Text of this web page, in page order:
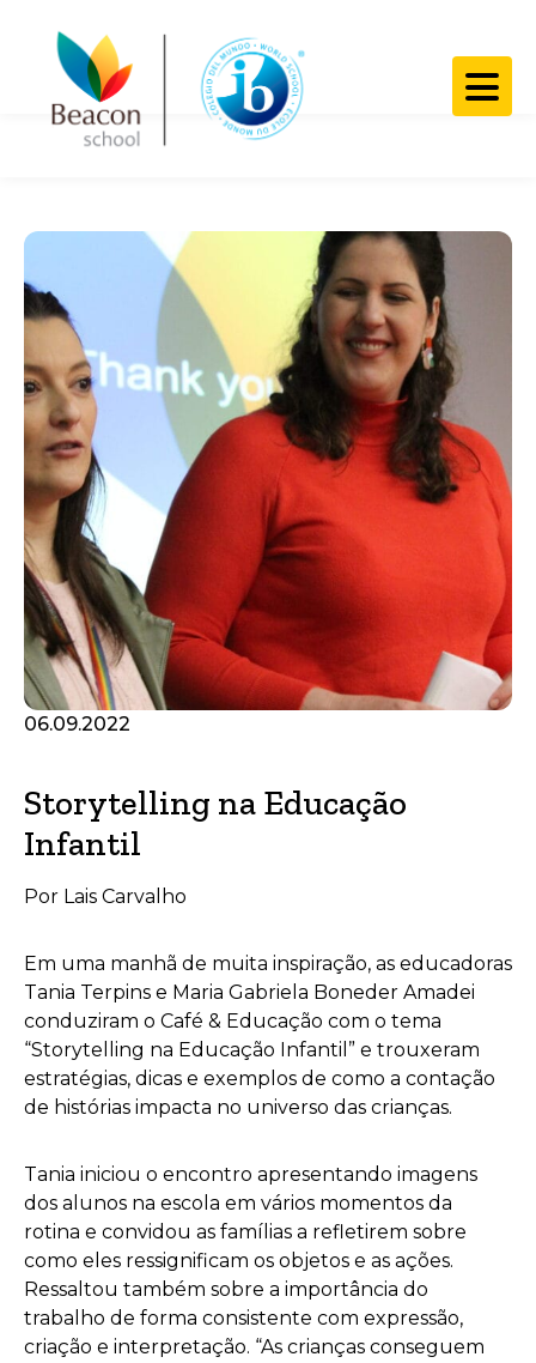
06.09.2022
Storytelling na Educação
Infantil
Por Lais Carvalho
Em uma manhã de muita inspiração, as educadoras
Tania Terpins e Maria Gabriela Boneder Amadei
conduziram o Café & Educação com o tema
“Storytelling na Educação Infantil” e trouxeram
estratégias, dicas e exemplos de como a contação
de histórias impacta no universo das crianças.
Tania iniciou o encontro apresentando imagens
dos alunos na escola em vários momentos da
rotina e convidou as famílias a refletirem sobre
como eles ressignificam os objetos e as ações.
Ressaltou também sobre a importância do
trabalho de forma consistente com expressão,
criação e interpretação. “As crianças conseguem